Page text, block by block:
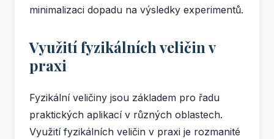
minimalizaci dopadu na výsledky experimentů.
Využití fyzikálních veličin v
praxi
Fyzikální veličiny jsou základem pro řadu
praktických aplikací v různých oblastech.
Využití fyzikálních veličin v praxi je rozmanité